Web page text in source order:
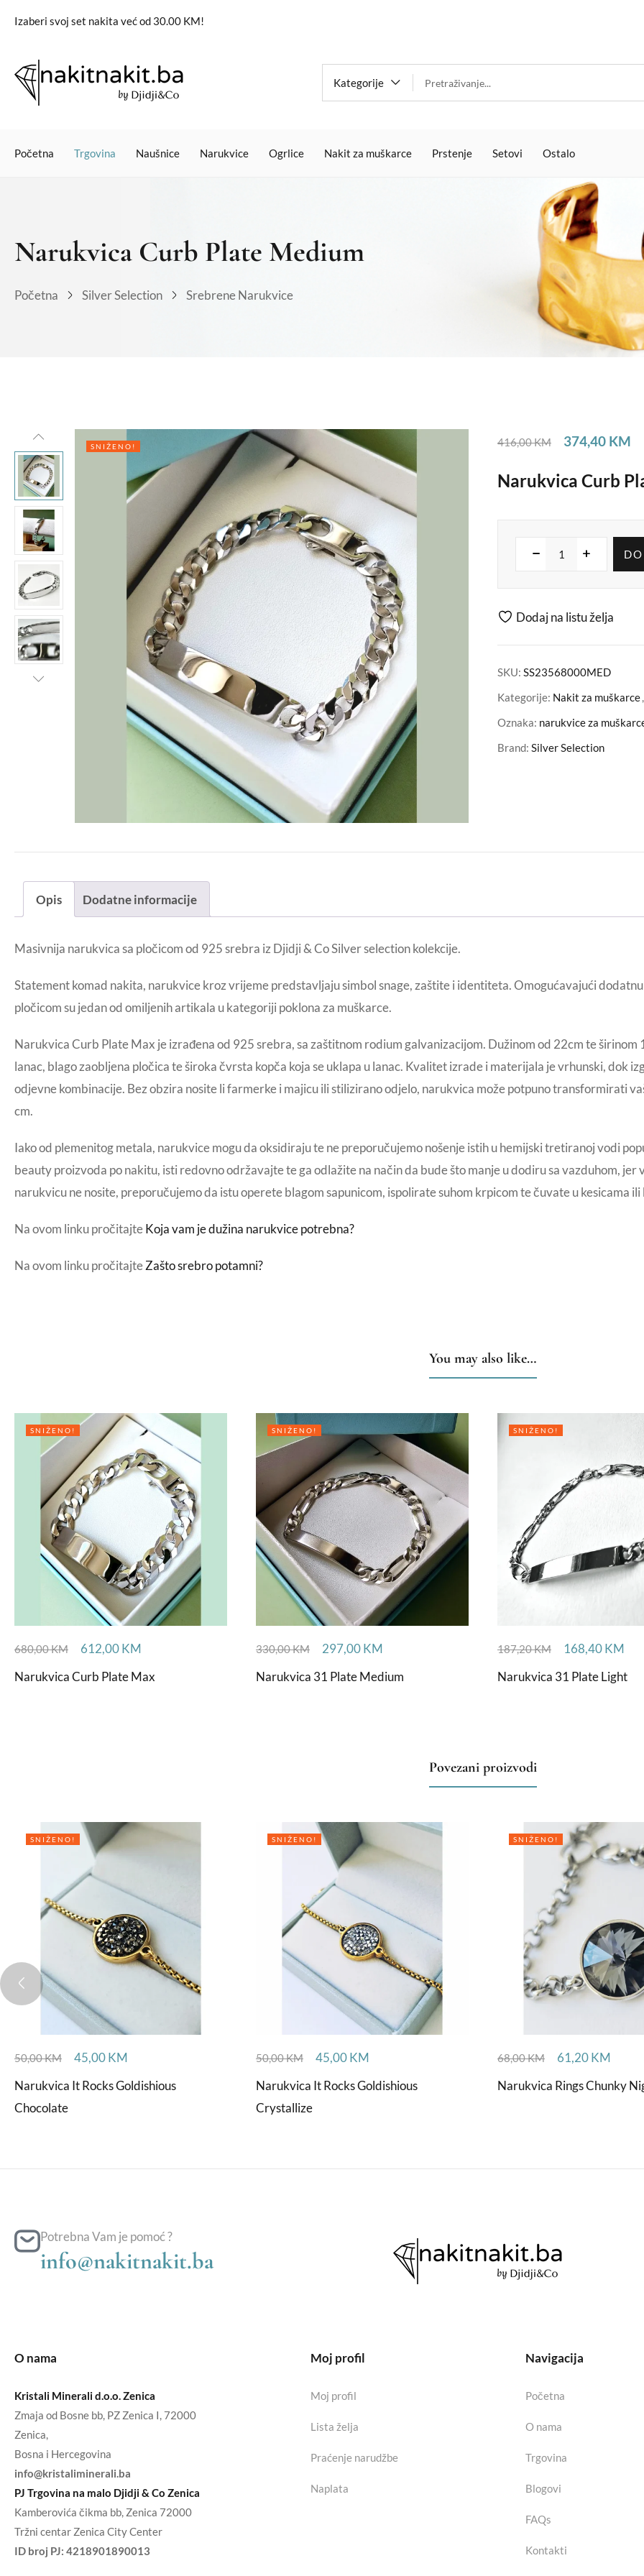
Izaberi svoj set nakita već od 30.00 KM!
Kategorije
Početna Trgovina Naušnice Narukvice Ogrlice Nakit za muškarce Prstenje Setovi Ostalo
Narukvica Curb Plate Medium
Početna Silver Selection Srebrene Narukvice
SNIŽENO! 416,00KM 374,40 KM
Narukvica Curb
Dodaj na listu želja
SKU: SS23568000MED
Kategorije: Nakit za muškarce
Oznaka: narukvice za
Brand: Silver Selection
Opis Dodatne informacije
Masivnija narukvica sa pločicom od 925 srebra iz Djidji & Co Silver selection kolekcije.
Statement komad nakita, narukvice kroz vrijeme predstavljaju simbol snage, zaštite i identiteta. Omogućavajući
pločicom su jedan od omiljenih artikala u kategoriji poklona za muškarce.
Narukvica Curb Plate Max je izrađena od 925 srebra, sa zaštitnom rodium galvanizacijom. Dužinom od 22cm te
lanac, blago zaobljena pločica te široka čvrsta kopča koja se uklapa u lanac. Kvalitet izrade i materijala je vrhunski, dok
odjevne kombinacije. Bez obzira nosite li farmerke i majicu ili stilizirano odjelo, narukvica može potpuno transformirati
cm.
Iako od plemenitog metala, narukvice mogu da oksidiraju te ne preporučujemo nošenje istih u hemijski tretiranoj vodi
beauty proizvoda po nakitu, isti redovno održavajte te ga odlažite na način da bude što manje u dodiru sa vazduhom,
narukvicu ne nosite, preporučujemo da istu operete blagom sapunicom, ispolirate suhom krpicom te čuvate u kesicama
Na ovom linku pročitajteKoja vam je dužina narukvice potrebna?
Na ovom linku pročitajteZašto srebro potamni?
You may also like…
SNIŽENO!
680,00KM 612,00KM
Narukvica Curb Plate Max
SNIŽENO!
330,00KM 297,00KM
Narukvica 31 Plate Medium
SNIŽENO!
187,20KM 168,40KM
Narukvica 31 Plate Light
Povezani proizvodi
SNIŽENO!
50,00KM 45,00KM
Narukvica It Rocks Goldishious
Chocolate
SNIŽENO!
50,00KM 45,00KM
Narukvica It Rocks Goldishious
Crystallize
SNIŽENO!
68,00KM 61,20KM
Narukvica Rings Chunky
Potrebna Vam je pomoć ?
info@nakitnakit.ba
O nama
Kristali Minerali d.o.o. Zenica
Zmaja od Bosne bb, PZ Zenica I, 72000
Zenica,
Bosna i Hercegovina
info@kristaliminerali.ba
PJ Trgovina na malo Djidji & Co Zenica
Kamberovića čikma bb, Zenica 72000
Tržni centar Zenica City Center
ID broj PJ: 4218901890013
Moj profil
Moj profil
Lista želja
Praćenje narudžbe
Naplata
Navigacija
Početna
O nama
Trgovina
Blogovi
FAQs
Kontakti